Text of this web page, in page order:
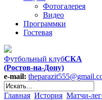
Фотогалерея
Видео
Программки
Гостевая
Футбольный клубСКА
(Ростов-на-Дону)
e-mail:
Главная История Матчи-